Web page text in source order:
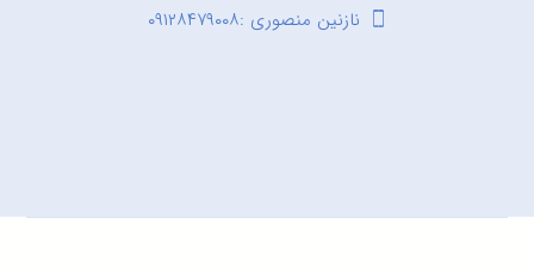
نازنین منصوری :۰۹۱۲۸۴۷۹۰۰۸